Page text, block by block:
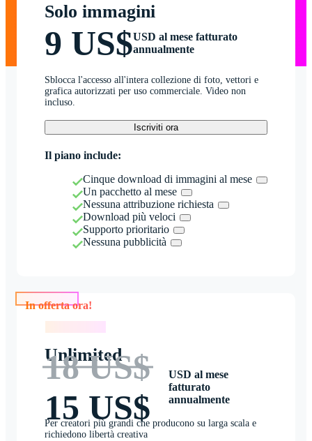
Solo immagini
9 US$USD al mese fatturato
annualmente
Sblocca l'accesso all'intera collezione di foto, vettori e
grafica autorizzati per uso commerciale. Video non
incluso.
Iscriviti ora
Il piano include:
Cinque download di immagini al mese
Un pacchetto al mese
Nessuna attribuzione richiesta
Download più veloci
Supporto prioritario
Nessuna pubblicità
Unlimited
18 US$
15 US$
USD al mese
fatturato
annualmente
Per creatori più grandi che producono su larga scala e
richiedono libertà creativa